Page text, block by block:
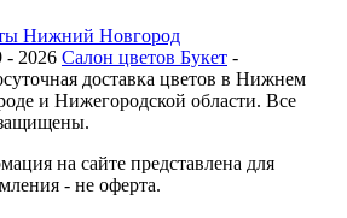
- 2026 Салон цветов Букет -
доставка цветов в Нижнем
и Нижегородской области. Все
на сайте представлена для
- не оферта.